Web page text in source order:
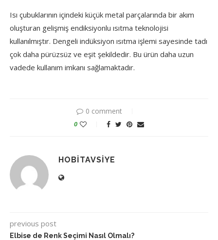
Isı çubuklarının içindeki küçük metal parçalarında bir akım
oluşturan gelişmiş endiksiyonlu ısıtma teknolojisi
kullanılmıştır. Dengeli indüksiyon ısıtma işlemi sayesinde tadı
çok daha pürüzsüz ve eşit şekildedir. Bu ürün daha uzun
vadede kullanım imkanı sağlamaktadır.
0 comment
0
HOBITAVSIYE
previous post
Elbise de Renk Seçimi Nasıl Olmalı?